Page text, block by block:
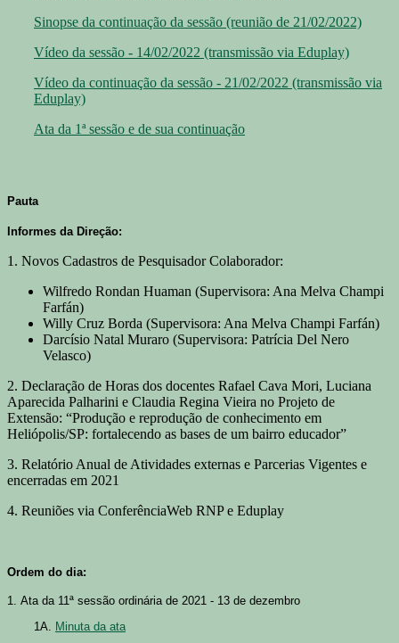
Sinopse da continuação da sessão (reunião de 21/02/2022)
Vídeo da sessão - 14/02/2022 (transmissão via Eduplay)
Vídeo da continuação da sessão - 21/02/2022 (transmissão via
Eduplay)
Ata da 1ª sessão e de sua continuação
Pauta
Informes da Direção:
1. Novos Cadastros de Pesquisador Colaborador:
Wilfredo Rondan Huaman (Supervisora: Ana Melva Champi
Farfán)
Willy Cruz Borda (Supervisora: Ana Melva Champi Farfán)
Darcísio Natal Muraro (Supervisora: Patrícia Del Nero
Velasco)
2. Declaração de Horas dos docentes Rafael Cava Mori, Luciana
Aparecida Palharini e Claudia Regina Vieira no Projeto de
Extensão: “Produção e reprodução de conhecimento em
Heliópolis/SP: fortalecendo as bases de um bairro educador”
3. Relatório Anual de Atividades externas e Parcerias Vigentes e
encerradas em 2021
4. Reuniões via ConferênciaWeb RNP e Eduplay
Ordem do dia:
1. Ata da 11ª sessão ordinária de 2021 - 13 de dezembro
1A. Minuta da ata